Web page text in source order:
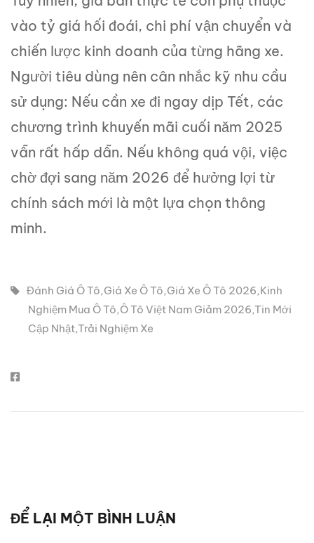
vào tỷ giá hối đoái, chi phí vận chuyển và
chiến lược kinh doanh của từng hãng xe.
Người tiêu dùng nên cân nhắc kỹ nhu cầu
sử dụng: Nếu cần xe đi ngay dịp Tết, các
chương trình khuyến mãi cuối năm 2025
vẫn rất hấp dẫn. Nếu không quá vội, việc
chờ đợi sang năm 2026 để hưởng lợi từ
chính sách mới là một lựa chọn thông
minh.
Đánh Giá Ô Tô,Giá Xe Ô Tô,Giá Xe Ô Tô 2026,Kinh
Nghiệm Mua Ô Tô,Ô Tô Việt Nam Giảm 2026,Tin Mới
Cập Nhật,Trải Nghiệm Xe
ĐỂ LẠI MỘT BÌNH LUẬN